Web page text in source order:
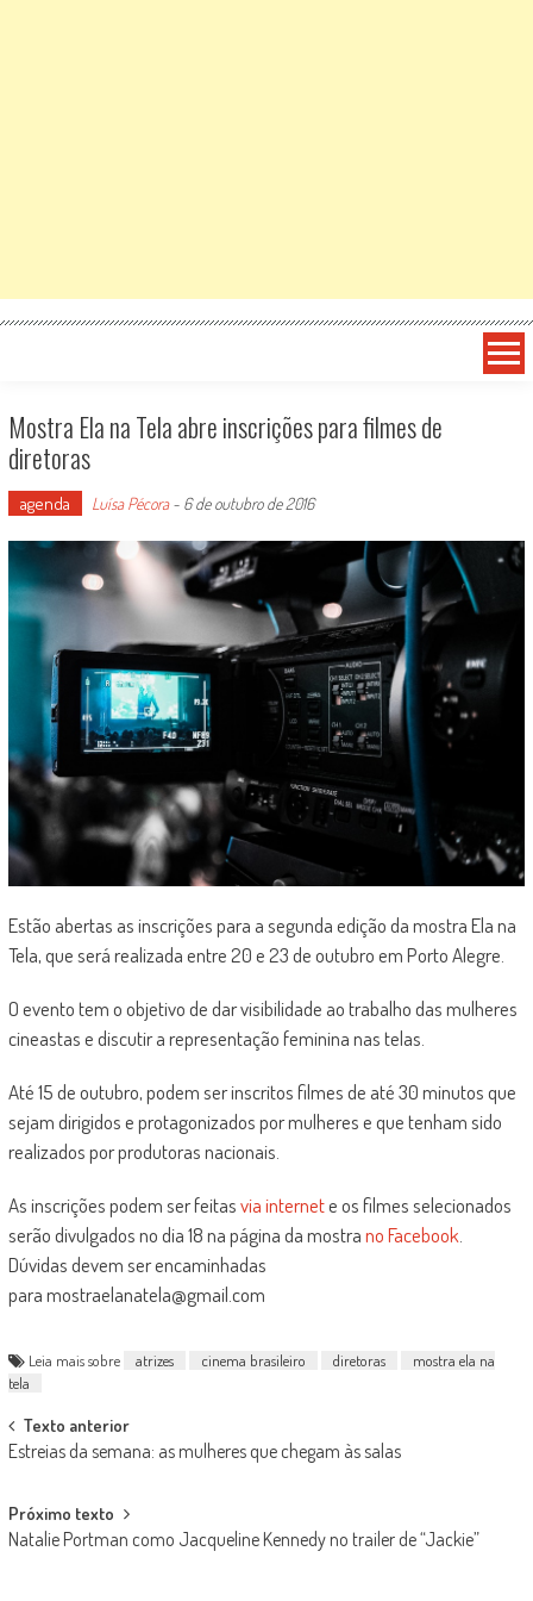
Mostra Ela na Tela abre inscrições para filmes de
diretoras
agenda Luísa Pécora- 6 de outubro de 2016
Estão abertas as inscrições para a segunda edição da mostra Ela na
Tela, que será realizada entre 20 e 23 de outubro em Porto Alegre.
O evento tem o objetivo de dar visibilidade ao trabalho das mulheres
cineastas e discutir a representação feminina nas telas.
Até 15 de outubro, podem ser inscritos filmes de até 30 minutos que
sejam dirigidos e protagonizados por mulheres e que tenham sido
realizados por produtoras nacionais.
As inscrições podem ser feitasvia internete os filmes selecionados
serão divulgados no dia 18 na página da mostrano Facebook
Dúvidas devem ser encaminhadas
para mostraelanatela@gmail.com
Leia mais sobre atrizes cinema brasileiro diretoras
mostra ela na
tela
Post
navigation
Texto anterior
Estreias da semana: as mulheres que chegam às salas
Próximo texto
Natalie Portman como Jacqueline Kennedy no trailer de “Jackie”